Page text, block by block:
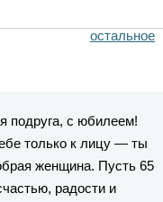
остальное
подруга, с юбилеем!
только к лицу — ты
женщина. Пусть 65
радости и